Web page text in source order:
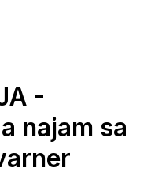
-
najam sa